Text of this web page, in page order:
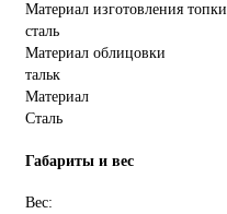
Материал изготовления топки
сталь
Материал облицовки
тальк
Материал
Сталь
Габариты и вес
Вес: